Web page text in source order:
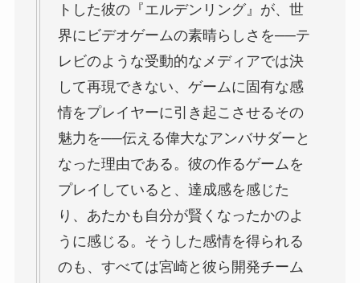
トした彼の『エルデンリング』が、世
界にビデオゲームの素晴らしさを──テ
レビのような受動的なメディアでは決
して再現できない、ゲームに固有な感
情をプレイヤーに引き起こさせるその
魅力を──伝える偉大なアンバサダーと
なった理由である。彼の作るゲームを
プレイしていると、達成感を感じた
り、あたかも自分が賢くなったかのよ
うに感じる。そうした感情を得られる
のも、すべては宮崎と彼ら開発チーム